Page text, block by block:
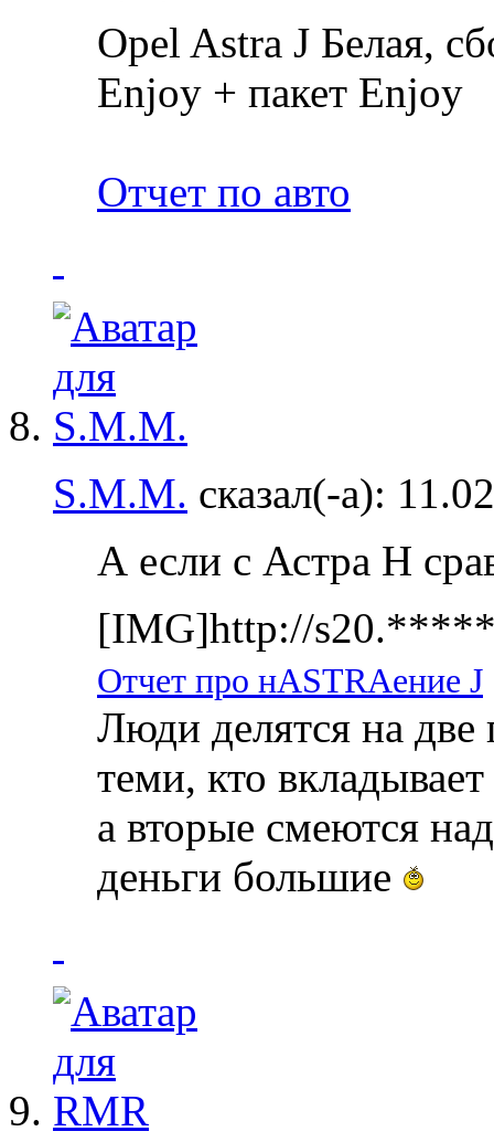
Opel Astra J Белая,
Enjoy + пакет Enjoy
Отчет по авто
S.M.M. сказал(-а):
А если с Астра Н
[IMG]http://
Отчет про нASTRAение J
Люди делятся на
теми, кто
а вторые смеются
деньги большие